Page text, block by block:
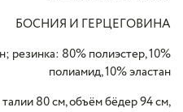
БОСНИЯ И ГЕРЦЕГОВИНА
резинка: 80% полиэстер, 10%
полиамид, 10% эластан
80 см, объём бёдер 94 см,